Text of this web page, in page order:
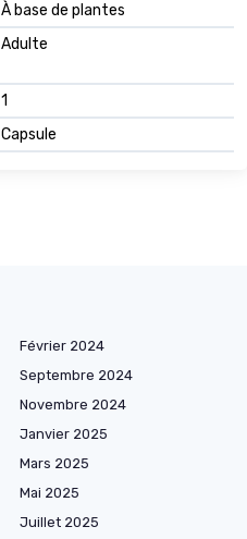
À base de plantes
Adulte
1
Capsule
Février 2024
Septembre 2024
Novembre 2024
Janvier 2025
Mars 2025
Mai 2025
Juillet 2025